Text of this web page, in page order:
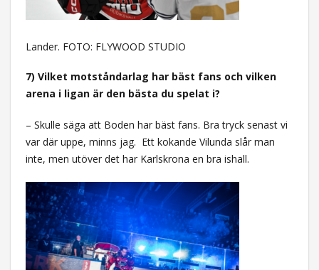
Lander. FOTO: FLYWOOD STUDIO
7) Vilket motståndarlag har bäst fans och vilken
arena i ligan är den bästa du spelat i?
– Skulle säga att Boden har bäst fans. Bra tryck senast vi
var där uppe, minns jag. Ett kokande Vilunda slår man
inte, men utöver det har Karlskrona en bra ishall.